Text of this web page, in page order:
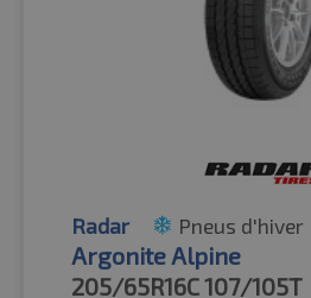
Radar Pneus d'hiver
Argonite Alpine
205/65R16C107/105T